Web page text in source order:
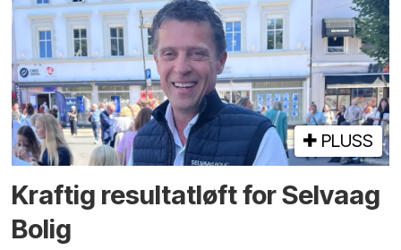
PLUSS
Kraftig resultatløft for Selvaag
Bolig